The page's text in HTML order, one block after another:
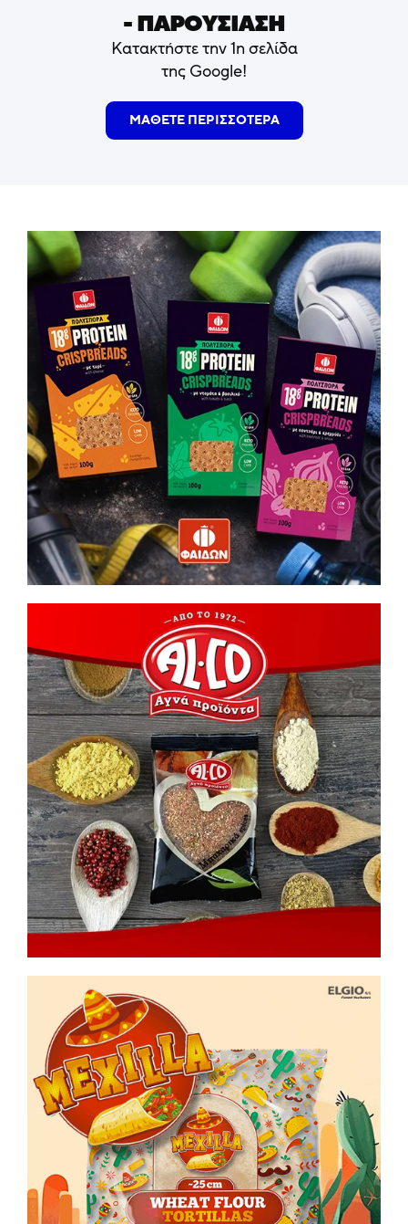
- ΠΑΡΟΥΣΙΑΣΗ
Κατακτήστε την 1η σελίδα
της Google!
ΜΑΘΕΤΕ ΠΕΡΙΣΣΟΤΕΡΑ